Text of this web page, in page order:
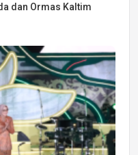
dan Ormas Kaltim